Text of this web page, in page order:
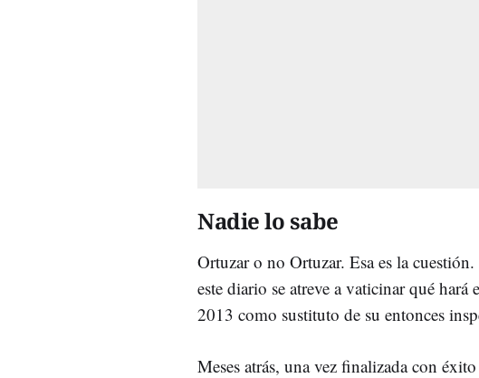
Nadie lo sabe
Ortuzar o no Ortuzar. Esa es la
este diario se atreve a vaticinar qué
2013 como sustituto de su entonces
Meses atrás, una vez finalizada con